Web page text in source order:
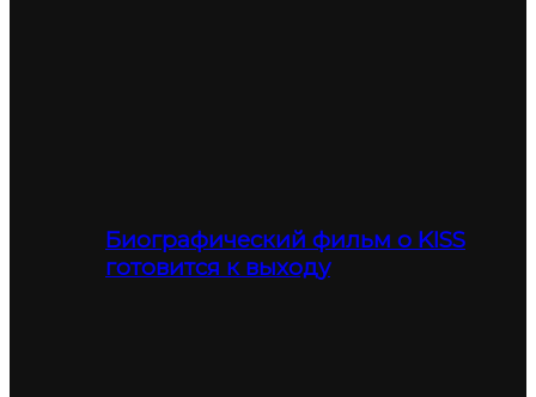
Биографический фильм о KISS
готовится к выходу